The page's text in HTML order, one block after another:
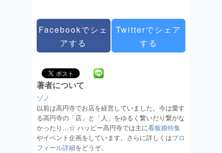
Facebookでシェ
アする
Twitterでシェア
する
著者について
ゾノ
以前は高円寺でお店を経営していました。今は愛す
る高円寺の「店」と「人」をゆるく繋いだり繋がな
かったり…☆ ハッピー高円寺では主に看板娘特集
やイベント企画をしています。さらに詳しくはプロ
フィール詳細をどうぞ。